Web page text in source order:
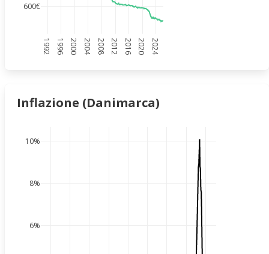
1992 1996 2000 2004 2008 2012 2016 2020 2024
600€
Inflazione (Danimarca)
6%
8%
10%